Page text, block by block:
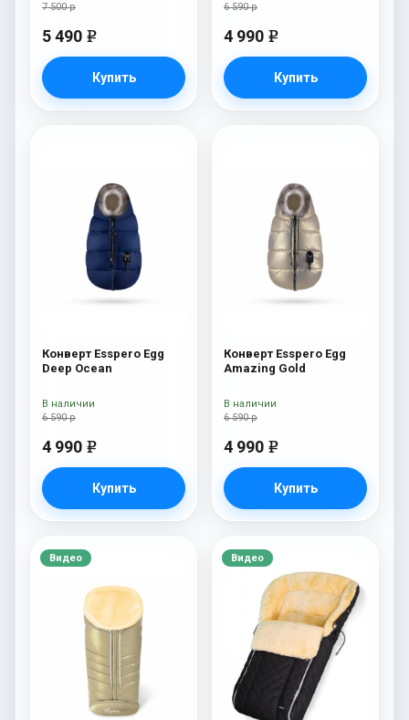
7 500 р
5 490 e
Купить
6 590 р
4 990 e
Купить
Конверт Esspero Egg
Deep Ocean
6 590 р
4 990 e
Купить
В наличии
Конверт Esspero Egg
Amazing Gold
6 590 р
4 990 e
Купить
В наличии
Видео Видео